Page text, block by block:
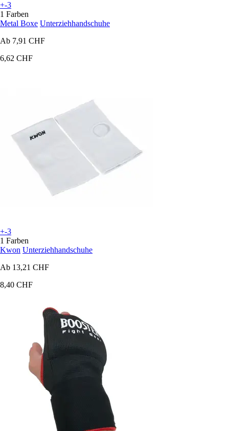
+-3
1 Farben
Metal Boxe Unterziehhandschuhe
Ab 7,91 CHF
6,62 CHF
+-3
1 Farben
Kwon Unterziehhandschuhe
Ab 13,21 CHF
8,40 CHF